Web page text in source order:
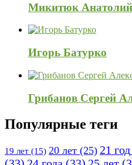
Микитюк
Игорь Батурко
Грибанов Сергей
Популярные теги
19 лет (15) 20 лет (25) 21 год